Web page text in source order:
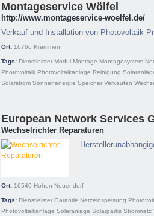
Montageservice Wölfel
http://www.montageservice-woelfel.de/
Verkauf und Installation von Photovoltaik
Ort: 16766 Kremmen
Tags: Dienstleister Modul Montage Montagesystem
Photovoltaik Photovoltaikanlage Reinigung
Solarstrom Sonnenenergie Speicher Verkaufen
European Network Services
Wechselrichter Reparaturen
Ort: 16540 Hohen Neuendorf
Tags: Dienstleister Garantie Netzeinspeisung
Photovoltaikanlage Solaranlage Solarparks Stromnetz